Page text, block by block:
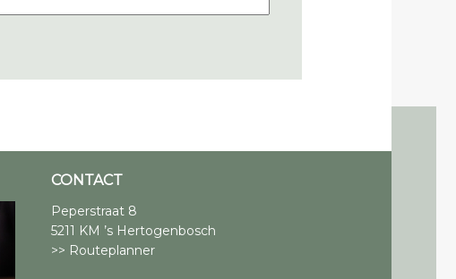
CONTACT
Peperstraat 8
5211 KM ’s Hertogenbosch
>> Routeplanner